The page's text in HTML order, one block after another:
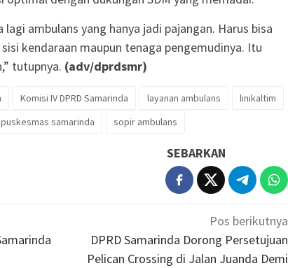
ambulans yang hanya jadi pajangan. Harus bisa
kendaraan maupun tenaga pengemudinya. Itu
tutupnya. (adv/dprdsmr)
Komisi IV DPRD Samarinda layanan ambulans
linikaltim
puskesmas samarinda sopir ambulans
SEBARKAN
Pos berikutnya
DPRD Samarinda Dorong Persetujuan
Pelican Crossing di Jalan Juanda Demi